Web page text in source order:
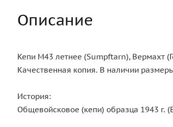
Описание
Кепи М43 летнее (Sumpftarn), Вермахт
Качественная копия. В наличии
История:
Общевойсковое (кепи) образца 1943 г.